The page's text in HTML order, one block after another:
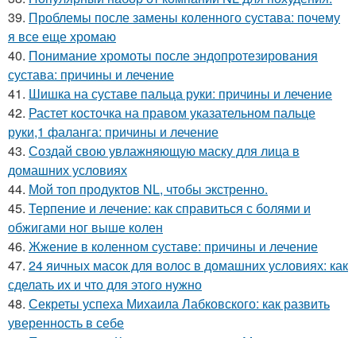
39. Проблемы после замены коленного сустава: почему
я все еще хромаю
40. Понимание хромоты после эндопротезирования
сустава: причины и лечение
41. Шишка на суставе пальца руки: причины и лечение
42. Растет косточка на правом указательном пальце
руки,1 фаланга: причины и лечение
43. Создай свою увлажняющую маску для лица в
домашних условиях
44. Мой топ продуктов NL, чтобы экстренно.
45. Терпение и лечение: как справиться с болями и
обжигами ног выше колен
46. Жжение в коленном суставе: причины и лечение
47. 24 яичных масок для волос в домашних условиях: как
сделать их и что для этого нужно
48. Секреты успеха Михаила Лабковского: как развить
уверенность в себе